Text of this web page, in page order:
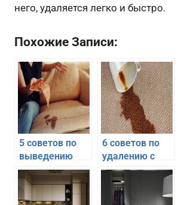
него, удаляется легко и быстро.
Похожие Записи:
5 советов по
выведению
пятен с обивки
мебели
6 советов по
удалению с
ковролина
пятен от кофе